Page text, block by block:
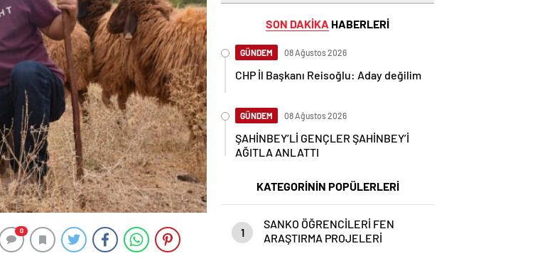
0
SON DAKİKA HABERLERİ
GÜNDEM 08 Ağustos 2026
CHP İl Başkanı Reisoğlu: Aday değilim
GÜNDEM 08 Ağustos 2026
ŞAHİNBEY’Lİ GENÇLER ŞAHİNBEY’İ
AĞITLA ANLATTI
KATEGORİNİN POPÜLERLERİ
1
SANKO ÖĞRENCİLERİ FEN
ARAŞTIRMA PROJELERİ